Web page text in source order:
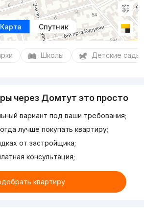
Карта Спутник
Школы Детские сады
через Домтут это просто
вариант под ваши требования;
лучше покупать квартиру;
от застройщика;
консультация;
квартиру